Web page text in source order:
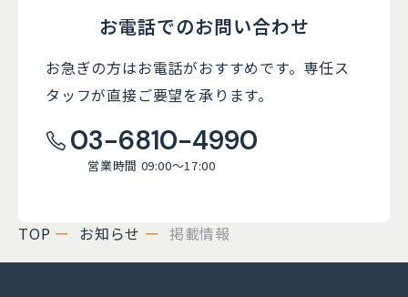
お電話でのお問い合わせ
お急ぎの方はお電話がおすすめです。 専任ス
タッフが直接ご要望を承ります。
03-6810-4990
営業時間 09:00～17:00
TOP お知らせ 掲載情報